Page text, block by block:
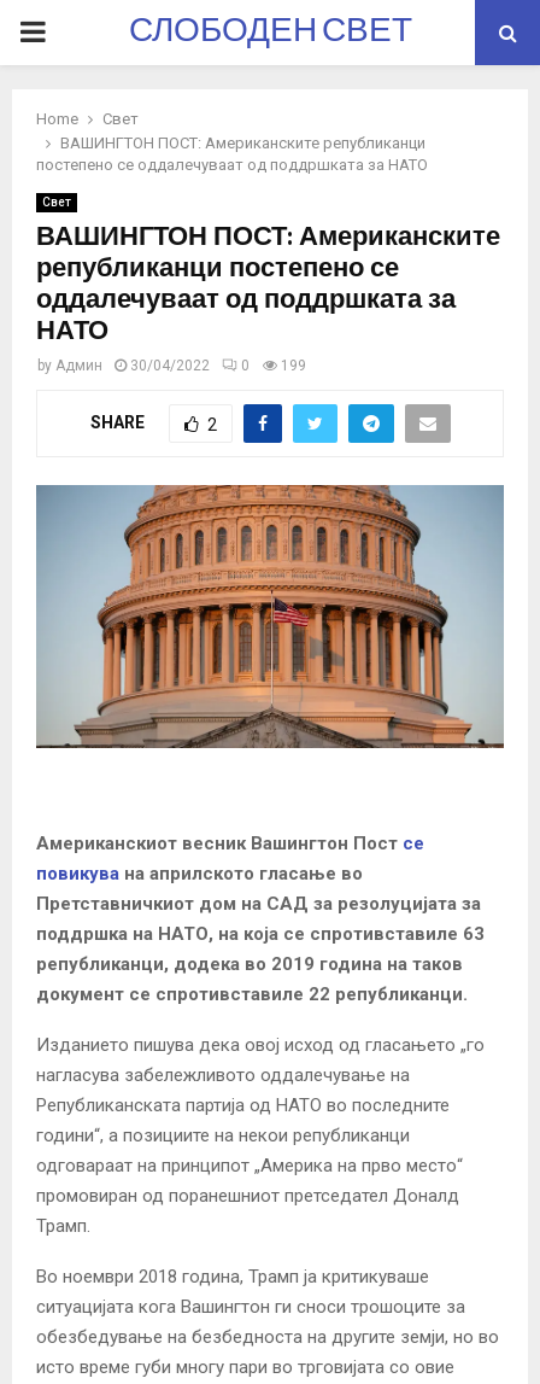
PRIMARYСЛОБОДЕН СВЕТ
Home
Свет
ВАШИНГТОН ПОСТ: Американските републиканци
постепено се оддалечуваат од поддршката за НАТО
Свет
ВАШИНГТОН ПОСТ: Американските
републиканци постепено се
оддалечуваат од поддршката за
НАТО
by Админ 30/04/2022 0 199
SHARE 2
Американскиот весник Вашингтон Пост се
повикува на априлското гласање во
Претставничкиот дом на САД за резолуцијата за
поддршка на НАТО, на која се спротивставиле 63
републиканци, додека во 2019 година на таков
документ се спротивставиле 22 републиканци.
Изданието пишува дека овој исход од гласањето „го
нагласува забележливото оддалечување на
Републиканската партија од НАТО во последните
години“, а позициите на некои републиканци
одговараат на принципот „Америка на прво место“
промовиран од поранешниот претседател Доналд
Трамп.
Во ноември 2018 година, Трамп ја критикуваше
ситуацијата кога Вашингтон ги сноси трошоците за
обезбедување на безбедноста на другите земји, но во
исто време губи многу пари во трговијата со овие